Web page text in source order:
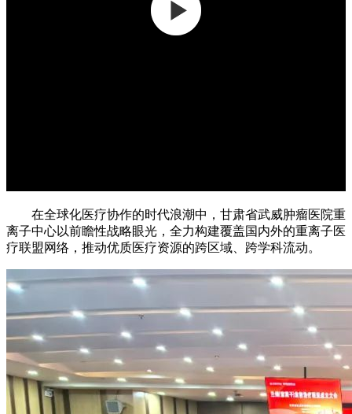
在全球化医疗协作的时代浪潮中，甘肃省武威肿瘤医院重
离子中心以前瞻性战略眼光，全力构建覆盖国内外的重离子医
疗联盟网络，推动优质医疗资源的跨区域、跨学科流动。